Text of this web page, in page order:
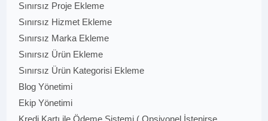
Sınırsız Proje Ekleme
Sınırsız Hizmet Ekleme
Sınırsız Marka Ekleme
Sınırsız Ürün Ekleme
Sınırsız Ürün Kategorisi Ekleme
Blog Yönetimi
Ekip Yönetimi